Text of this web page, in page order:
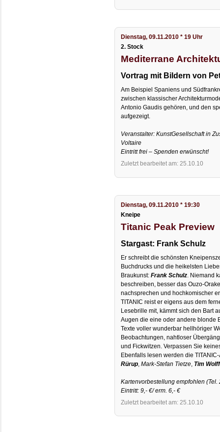
Dienstag, 09.11.2010 * 19 Uhr
2. Stock
Mediterrane
Vortrag mit Bildern von
Am Beispiel Spaniens und
zwischen klassischer
Antonio Gaudis gehören, und den
aufgezeigt.
Veranstalter: KunstGesellschaft in
Voltaire
Eintritt frei – Spenden erwünscht!
Zuletzt bearbeitet am: 25.10.10
Dienstag, 09.11.2010 * 19:30
Kneipe
Titanic Peak Preview
Stargast: Frank Schulz
Er schreibt die schönsten
Buchdrucks und die heikelsten
Braukunst:Frank Schulz . Niemand
beschreiben, besser das Ouzo-
nachsprechen und hochkomischer
TITANIC reist er eigens aus dem
Lesebrille mit, kämmt sich den Bart
Augen die eine oder andere blonde
Texte voller wunderbar hellhöriger
Beobachtungen, nahtloser
und Fickwitzen. Verpassen Sie
Ebenfalls lesen werden die
Rürup ,Mark-Stefan Tietze Tim
Kartenvorbestellung empfohlen (Tel.
Eintritt: 9,- €/ erm. 6,- €
Zuletzt bearbeitet am: 25.10.10